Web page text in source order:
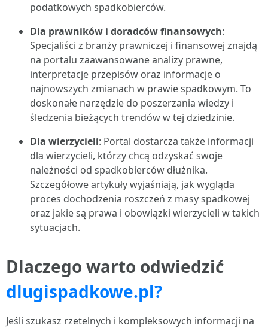
podatkowych spadkobierców.
Dla prawników i doradców finansowych:
Specjaliści z branży prawniczej i finansowej znajdą
na portalu zaawansowane analizy prawne,
interpretacje przepisów oraz informacje o
najnowszych zmianach w prawie spadkowym. To
doskonałe narzędzie do poszerzania wiedzy i
śledzenia bieżących trendów w tej dziedzinie.
Dla wierzycieli: Portal dostarcza także informacji
dla wierzycieli, którzy chcą odzyskać swoje
należności od spadkobierców dłużnika.
Szczegółowe artykuły wyjaśniają, jak wygląda
proces dochodzenia roszczeń z masy spadkowej
oraz jakie są prawa i obowiązki wierzycieli w takich
sytuacjach.
Dlaczego warto odwiedzić
dlugispadkowe.pl?
Jeśli szukasz rzetelnych i kompleksowych informacji na